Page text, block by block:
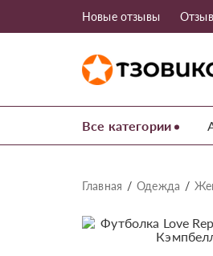
Новые отзывы
Все категории
Главная Одежда